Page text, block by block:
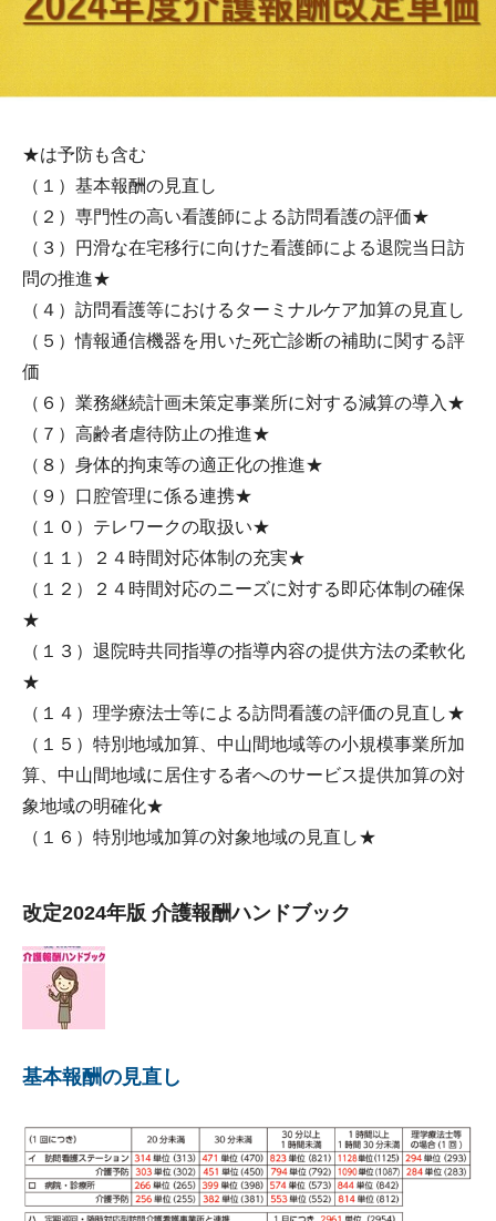
★は予防も含む
（１）基本報酬の見直し
（２）専門性の高い看護師による訪問看護の評価★
（３）円滑な在宅移行に向けた看護師による退院当日訪
問の推進★
（４）訪問看護等におけるターミナルケア加算の見直し
（５）情報通信機器を用いた死亡診断の補助に関する評
価
（６）業務継続計画未策定事業所に対する減算の導入★
（７）高齢者虐待防止の推進★
（８）身体的拘束等の適正化の推進★
（９）口腔管理に係る連携★
（１０）テレワークの取扱い★
（１１）２４時間対応体制の充実★
（１２）２４時間対応のニーズに対する即応体制の確保
★
（１３）退院時共同指導の指導内容の提供方法の柔軟化
★
（１４）理学療法士等による訪問看護の評価の見直し★
（１５）特別地域加算、中山間地域等の小規模事業所加
算、中山間地域に居住する者へのサービス提供加算の対
象地域の明確化★
（１６）特別地域加算の対象地域の見直し★
改定2024年版 介護報酬ハンドブック
基本報酬の見直し